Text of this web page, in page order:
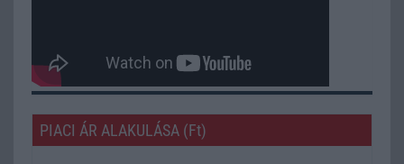
PIACI ÁR ALAKULÁSA (Ft)